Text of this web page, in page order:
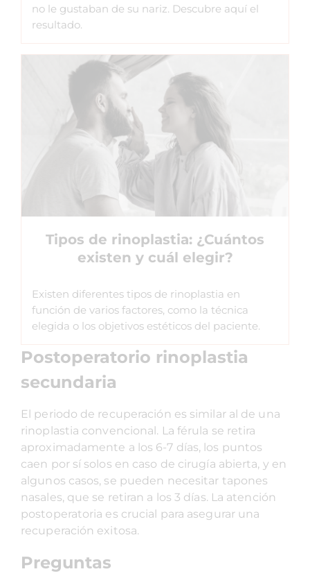
no le gustaban de su nariz. Descubre aquí el
resultado.
Tipos de rinoplastia: ¿Cuántos
existen y cuál elegir?
Existen diferentes tipos de rinoplastia en
función de varios factores, como la técnica
elegida o los objetivos estéticos del paciente.
Postoperatorio rinoplastia
secundaria
El periodo de recuperación es similar al de una
rinoplastia convencional. La férula se retira
aproximadamente a los 6-7 días, los puntos
caen por sí solos en caso de cirugía abierta, y en
algunos casos, se pueden necesitar tapones
nasales, que se retiran a los 3 días. La atención
postoperatoria es crucial para asegurar una
recuperación exitosa.
Preguntas